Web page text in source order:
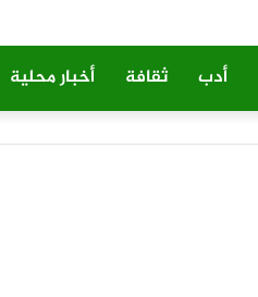
أدب ثقافة أخبار محلية